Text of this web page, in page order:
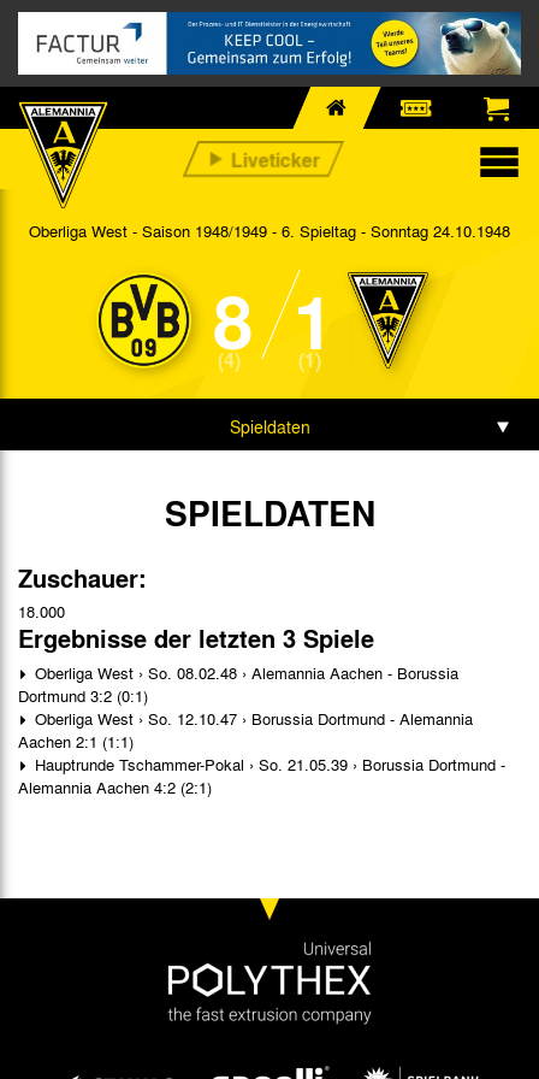
Oberliga West - Saison 1948/1949 - 6. Spieltag - Sonntag 24.10.1948
8
(4) 1
(1)
Spieldaten
SPIELDATEN
Zuschauer:
18.000
Ergebnisse der letzten 3 Spiele
Oberliga West › So. 08.02.48 › Alemannia Aachen - Borussia
Dortmund 3:2 (0:1)
Oberliga West › So. 12.10.47 › Borussia Dortmund - Alemannia
Aachen 2:1 (1:1)
Hauptrunde Tschammer-Pokal › So. 21.05.39 › Borussia Dortmund -
Alemannia Aachen 4:2 (2:1)